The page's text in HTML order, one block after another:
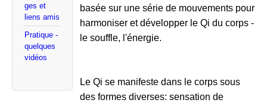
ges et
liens amis
Pratique -
quelques
vidéos
basée sur une série de mouvements pour
harmoniser et développer le Qi du corps -
le souffle, l'énergie.
Le Qi se manifeste dans le corps sous
des formes diverses: sensation de